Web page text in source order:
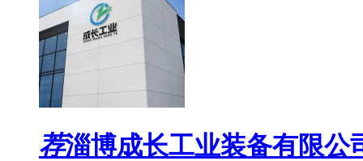
荐淄博成长工业装备有限公